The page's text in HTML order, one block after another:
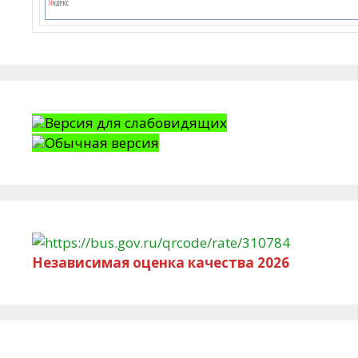
Версия для слабовидящих
Обычная версия
Независимая оценка качества 2026